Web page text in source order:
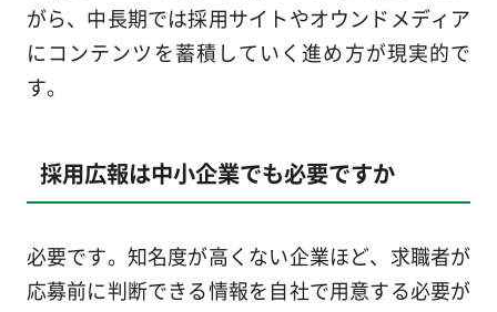
がら、中長期では採用サイトやオウンドメディア
にコンテンツを蓄積していく進め方が現実的で
す。
採用広報は中小企業でも必要ですか
必要です。知名度が高くない企業ほど、求職者が
応募前に判断できる情報を自社で用意する必要が